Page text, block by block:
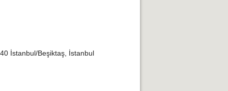
İstanbul/Beşiktaş, İstanbul